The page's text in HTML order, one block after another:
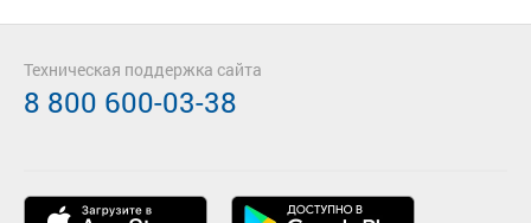
Техническая поддержка сайта
8 800 600-03-38